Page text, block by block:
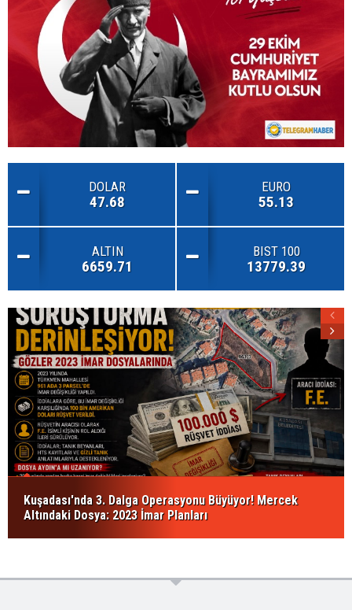
DOLAR
47.68
EURO
55.13
ALTIN
6659.71
BIST 100
13779.39
Kuşadası'nda 3. Dalga Operasyonu Büyüyor! Mercek
Altındaki Dosya: 2023 İmar Planları